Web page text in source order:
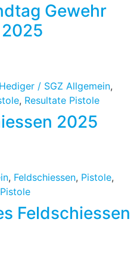
Gewehr
Allgemein,
, Resultate Pistole
2025
, Feldschiessen, Pistole,
Feldschiessen